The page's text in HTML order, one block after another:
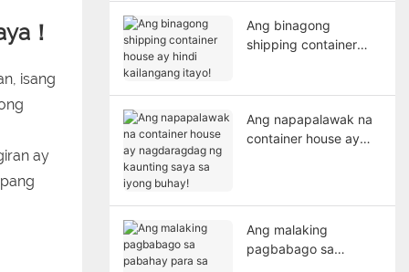
！
isang
ay
Ang binagong
shipping container
Ang napapalawak na
container house ay
Ang malaking
pagbabago sa